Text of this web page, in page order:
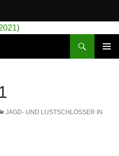
JAGD- UND LUSTSCHLÖSSER IN